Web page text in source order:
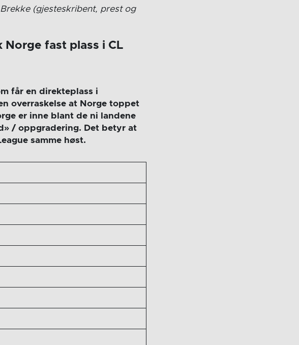
(gjesteskribent, prest og
fast plass i CL
får en direkteplass i
overraskelse at Norge toppet
er inne blant de ni landene
/ oppgradering. Det betyr at
samme høst.